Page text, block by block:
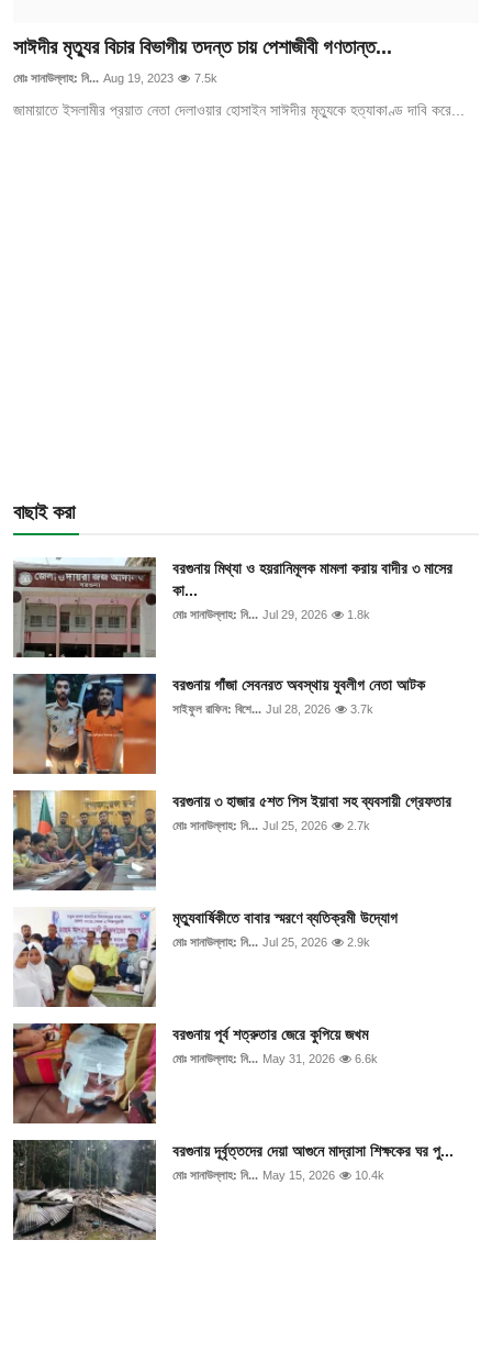
জাতীয়
ফিচার
ঢাকা বিভাগ
ময়মনসিংহ বিভাগ
চট্টগ্রাম বিভাগ
বরিশাল বিভাগ
রাজশাহী বিভাগ
খুলনা বিভাগ
সিলেট বিভাগ
রংপুর বিভাগ
আইনি পরামর্শের
চাকরি
সাঈদীর মৃত্যুর বিচার বিভাগীয় তদন্ত চায় পেশাজীবী গণতান্ত...
মোঃ সানাউল্লাহ: নি... Aug 19, 2023 7.5k
জামায়াতে ইসলামীর প্রয়াত নেতা দেলাওয়ার হোসাইন সাঈদীর মৃত্যুকে হত্যাকাণ্ড দাবি করে...
বাছাই করা
বরগুনায় মিথ্যা ও হয়রানিমূলক মামলা করায় বাদীর ৩ মাসের
কা...
মোঃ সানাউল্লাহ: নি... Jul 29, 2026 1.8k
বরগুনায় গাঁজা সেবনরত অবস্থায় যুবলীগ নেতা আটক
সাইফুল রাফিন: বিশে... Jul 28, 2026 3.7k
বরগুনায় ৩ হাজার ৫শত পিস ইয়াবা সহ ব্যবসায়ী গ্রেফতার
মোঃ সানাউল্লাহ: নি... Jul 25, 2026 2.7k
মৃত্যুবার্ষিকীতে বাবার স্মরণে ব্যতিক্রমী উদ্যোগ
মোঃ সানাউল্লাহ: নি... Jul 25, 2026 2.9k
বরগুনায় পূর্ব শত্রুতার জেরে কুপিয়ে জখম
মোঃ সানাউল্লাহ: নি... May 31, 2026 6.6k
বরগুনায় দূর্বৃত্তদের দেয়া আগুনে মাদ্রাসা শিক্ষকের ঘর পু...
মোঃ সানাউল্লাহ: নি... May 15, 2026 10.4k